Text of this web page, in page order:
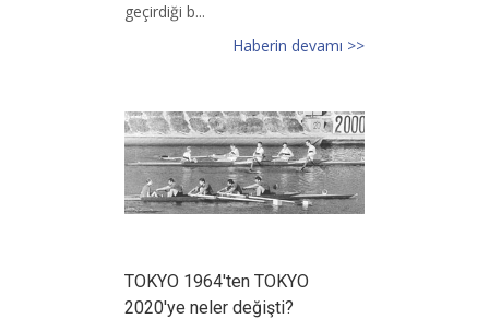
geçirdiği b...
Haberin devamı >>
TOKYO 1964'ten TOKYO
2020'ye neler değişti?